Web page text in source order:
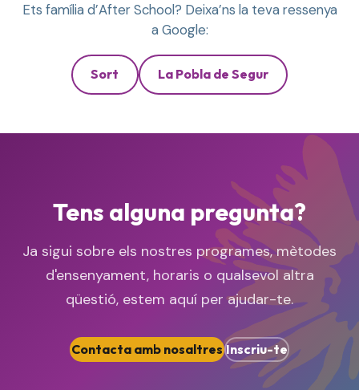
Ets família d’After School? Deixa’ns la teva ressenya
a Google:
Sort La Pobla de Segur
Tens alguna pregunta?
Ja sigui sobre els nostres programes, mètodes
d'ensenyament, horaris o qualsevol altra
qüestió, estem aquí per ajudar-te.
Contacta amb nosaltres Inscriu-te